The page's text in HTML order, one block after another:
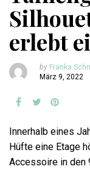
erlebt
by Franka
März 9, 2022
Innerhalb eines
Hüfte eine Etage
Accessoire in den